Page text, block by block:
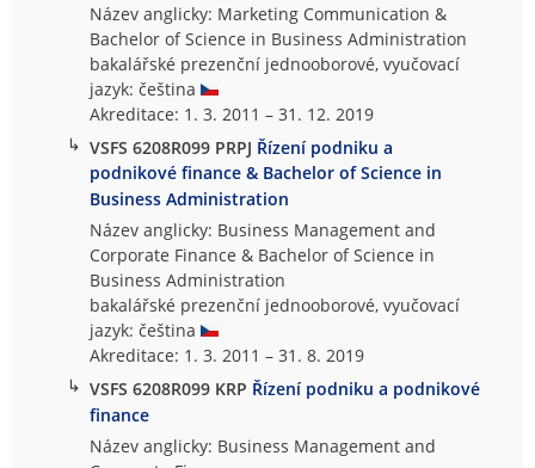
Název anglicky: Marketing Communication &
Bachelor of Science in Business Administration
bakalářské prezenční jednooborové, vyučovací
jazyk: čeština
Akreditace: 1. 3. 2011 – 31. 12. 2019
↳ VSFS 6208R099 PRPJ Řízení podniku a
podnikové finance & Bachelor of Science in
Business Administration
Název anglicky: Business Management and
Corporate Finance & Bachelor of Science in
Business Administration
bakalářské prezenční jednooborové, vyučovací
jazyk: čeština
Akreditace: 1. 3. 2011 – 31. 8. 2019
↳ VSFS 6208R099 KRP Řízení podniku a podnikové
finance
Název anglicky: Business Management and